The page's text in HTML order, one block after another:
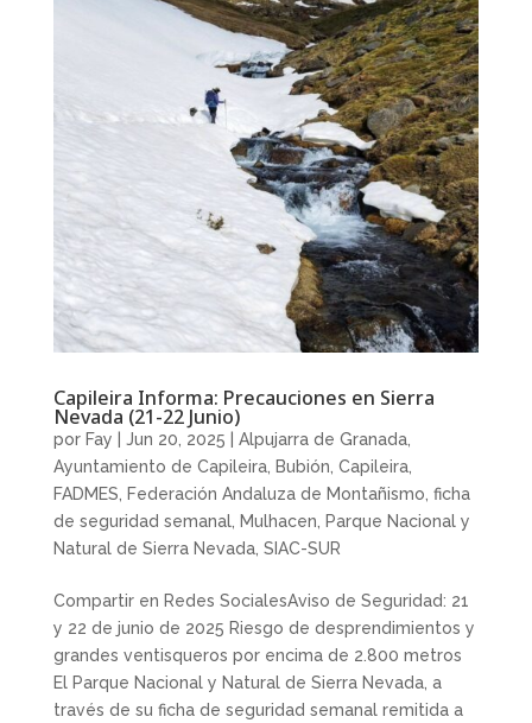
Capileira Informa: Precauciones en Sierra
Nevada (21-22 Junio)
por Fay Jun 20, 2025 Alpujarra de Granada,
Ayuntamiento de Capileira, Bubión Capileira,
FADMES
Federación Andaluza de Montañismo ficha
de seguridad semanal, Mulhacen
Parque Nacional y
Natural de Sierra Nevada, SIAC-SUR
Compartir en Redes SocialesAviso de Seguridad: 21
y 22 de junio de 2025 Riesgo de desprendimientos y
grandes ventisqueros por encima de 2.800 metros
El Parque Nacional y Natural de Sierra Nevada, a
través de su ficha de seguridad semanal remitida a